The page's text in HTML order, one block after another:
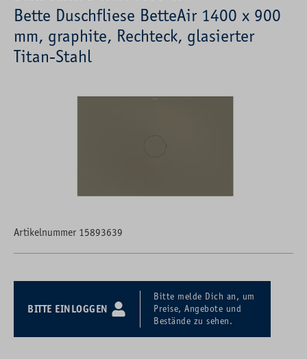
Bette Duschfliese BetteAir 1400 x 900
mm, graphite, Rechteck, glasierter
Titan-Stahl
Artikelnummer 15893639
BITTE EINLOGGEN
Bitte melde Dich an, um
Preise, Angebote und
Bestände zu sehen.